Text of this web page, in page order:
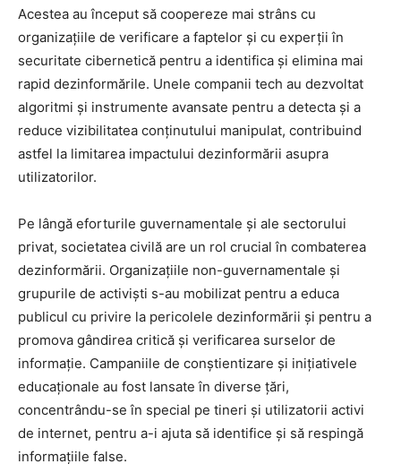
Acestea au început să coopereze mai strâns cu
organizațiile de verificare a faptelor și cu experții în
securitate cibernetică pentru a identifica și elimina mai
rapid dezinformările. Unele companii tech au dezvoltat
algoritmi și instrumente avansate pentru a detecta și a
reduce vizibilitatea conținutului manipulat, contribuind
astfel la limitarea impactului dezinformării asupra
utilizatorilor.
Pe lângă eforturile guvernamentale și ale sectorului
privat, societatea civilă are un rol crucial în combaterea
dezinformării. Organizațiile non-guvernamentale și
grupurile de activiști s-au mobilizat pentru a educa
publicul cu privire la pericolele dezinformării și pentru a
promova gândirea critică și verificarea surselor de
informație. Campaniile de conștientizare și inițiativele
educaționale au fost lansate în diverse țări,
concentrându-se în special pe tineri și utilizatorii activi
de internet, pentru a-i ajuta să identifice și să respingă
informațiile false.